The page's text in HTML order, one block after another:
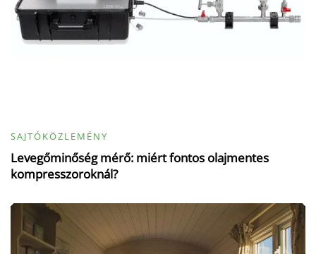
SAJTÓKÖZLEMÉNY
Levegőminőség mérő: miért fontos olajmentes
kompresszoroknál?